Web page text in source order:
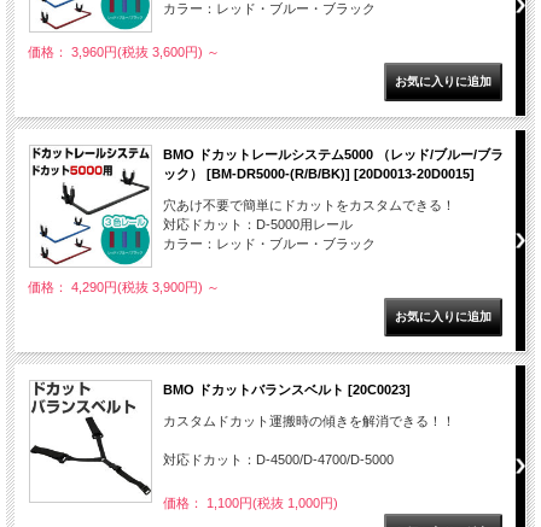
カラー：レッド・ブルー・ブラック
価格： 3,960円(税抜 3,600円) ～
BMO ドカットレールシステム5000 （レッド/ブルー/ブラ
ック） [BM-DR5000-(R/B/BK)] [20D0013-20D0015]
穴あけ不要で簡単にドカットをカスタムできる！
対応ドカット：D-5000用レール
カラー：レッド・ブルー・ブラック
価格： 4,290円(税抜 3,900円) ～
BMO ドカットバランスベルト [20C0023]
カスタムドカット運搬時の傾きを解消できる！！
対応ドカット：D-4500/D-4700/D-5000
価格： 1,100円(税抜 1,000円)